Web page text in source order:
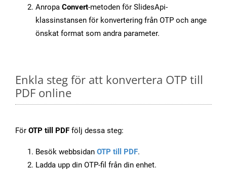
Anropa Convert-metoden för SlidesApi-
klassinstansen för konvertering från OTP och ange
önskat format som andra parameter.
Enkla steg för att konvertera OTP till
PDF online
För OTP till PDF följ dessa steg:
Besök webbsidan OTP till PDF.
Ladda upp din OTP-fil från din enhet.